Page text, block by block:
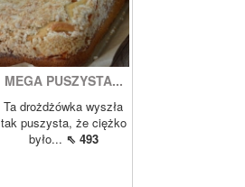
MEGA PUSZYSTA...
Ta drożdżówka wyszła
tak puszysta, że ciężko
było... ⇖ 493